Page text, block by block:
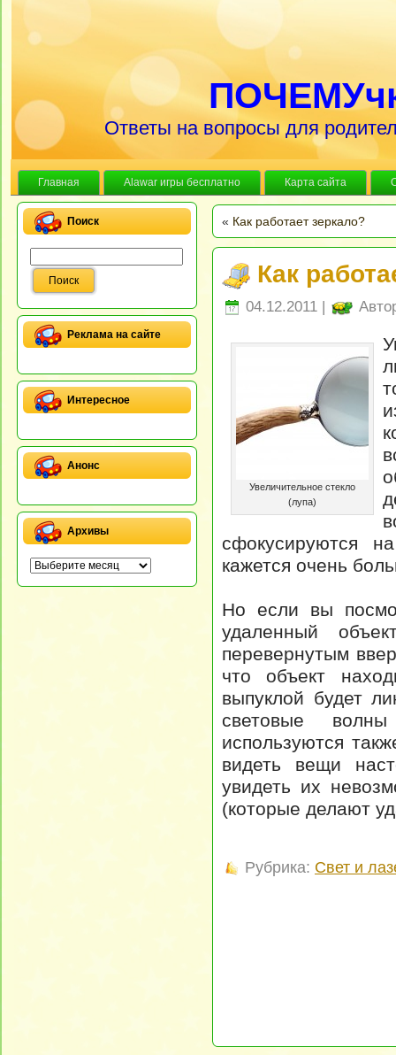
Ответы на вопросы для
Главная Alawar игры бесплатно Карта сайта
Поиск
Реклама на сайте
Интересное
Анонс
Архивы
« Как работает зеркало?
Как
04.12.2011 |
Увеличительное стекло
(лупа)
сфокусируются
кажется очень
Но если вы
удаленный
перевернутым
что объект
выпуклой будет
световые
используются
видеть вещи
увидеть их
(которые делают
Рубрика: Свет и